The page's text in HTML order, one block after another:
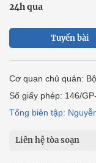
24h qua
Tuyến bài
Cơ quan chủ quản:
Số giấy phép: 146/
Tổng biên tập:
Liên hệ tòa soạn